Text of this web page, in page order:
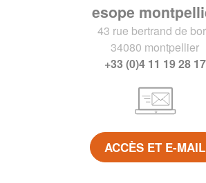
esope
43 rue bertrand de
34080 montpellier
+33 (0)4 11 19 28 17
ACCÈS ET E-MAIL